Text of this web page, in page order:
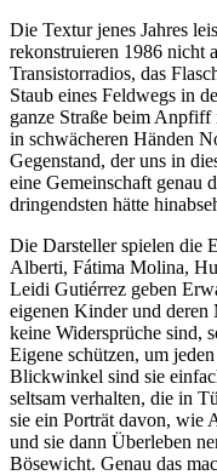
Die Textur jenes Jahres
rekonstruieren 1986 nicht
Transistorradios, das
Staub eines Feldwegs in
ganze Straße beim
in schwächeren Händen
Gegenstand, der uns in
eine Gemeinschaft genau
dringendsten hätte
Die Darsteller spielen die
Alberti, Fátima Molina,
Leidi Gutiérrez geben
eigenen Kinder und deren
keine Widersprüche sind,
Eigene schützen, um
Blickwinkel sind sie
seltsam verhalten, die in
sie ein Porträt davon, wie
und sie dann Überleben
Bösewicht. Genau das